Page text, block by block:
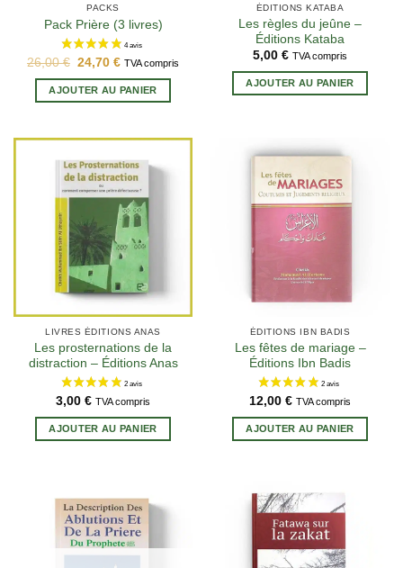
PACKS
Pack Prière (3 livres)
26,00€ Le
initial
était :
24,70€Le
actuel
est :
TVA compris
AJOUTER AU PANIER
ÉDITIONS KATABA
Les règles du jeûne –
Éditions Kataba
5,00 € TVA compris
AJOUTER AU PANIER
LIVRES ÉDITIONS ANAS
Les prosternations de la
distraction – Éditions Anas
3,00 € TVA compris
AJOUTER AU PANIER
ÉDITIONS IBN BADIS
Les fêtes de mariage –
Éditions Ibn Badis
12,00 € TVA compris
AJOUTER AU PANIER